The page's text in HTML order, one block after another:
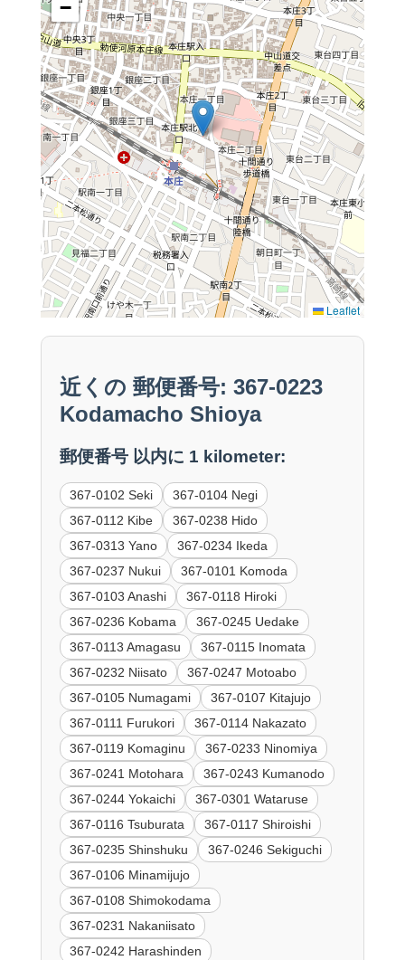
−
Leaflet
近くの 郵便番号: 367-0223
Kodamacho Shioya
郵便番号 以内に 1 kilometer:
367-0102 Seki
367-0104 Negi
367-0112 Kibe
367-0238 Hido
367-0313 Yano
367-0234 Ikeda
367-0237 Nukui
367-0101 Komoda
367-0103 Anashi
367-0118 Hiroki
367-0236 Kobama
367-0245 Uedake
367-0113 Amagasu
367-0115 Inomata
367-0232 Niisato
367-0247 Motoabo
367-0105 Numagami
367-0107 Kitajujo
367-0111 Furukori
367-0114 Nakazato
367-0119 Komaginu
367-0233 Ninomiya
367-0241 Motohara
367-0243 Kumanodo
367-0244 Yokaichi
367-0301 Wataruse
367-0116 Tsuburata
367-0117 Shiroishi
367-0235 Shinshuku
367-0246 Sekiguchi
367-0106 Minamijujo
367-0108 Shimokodama
367-0231 Nakaniisato
367-0242 Harashinden